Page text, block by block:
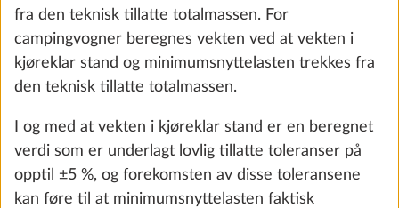
fra den teknisk tillatte totalmassen. For
campingvogner beregnes vekten ved at vekten i
kjøreklar stand og minimumsnyttelasten trekkes fra
den teknisk tillatte totalmassen.
I og med at vekten i kjøreklar stand er en beregnet
verdi som er underlagt lovlig tillatte toleranser på
opptil ±5 %, og forekomsten av disse toleransene
kan føre til at minimumsnyttelasten faktisk